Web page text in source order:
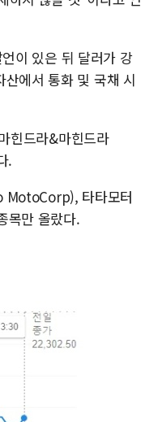
이 있은 뒤 달러가 강
에서 통화 및 국채 시
힌드라&마힌드라
.
MotoCorp), 타타모터
목만 올랐다.